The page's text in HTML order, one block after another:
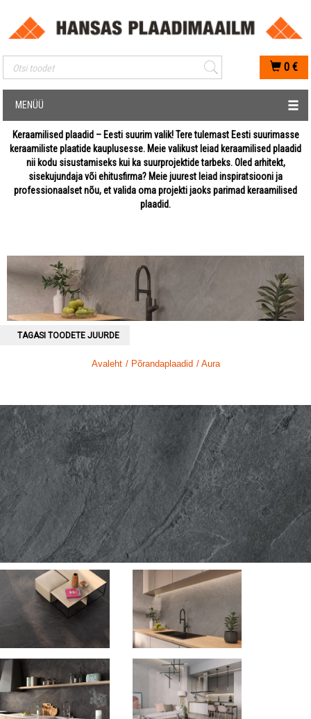
Mobiilis otsimise sisestus
0 €
MENÜÜ
Keraamilised plaadid – Eesti suurim valik! Tere tulemast Eesti suurimasse
keraamiliste plaatide kauplusesse. Meie valikust leiad keraamilised plaadid
nii kodu sisustamiseks kui ka suurprojektide tarbeks. Oled arhitekt,
sisekujundaja või ehitusfirma? Meie juurest leiad inspiratsiooni ja
professionaalset nõu, et valida oma projekti jaoks parimad keraamilised
plaadid.
TAGASI TOODETE JUURDE
Avaleht / Põrandaplaadid / Aura